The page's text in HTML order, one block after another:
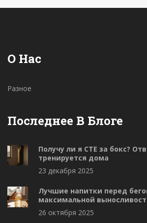
О Нас
Разное
Последнее В Блоге
Получу ли я CTE за бокс?
тренируется дома
23 декабря 2025
Лучшие напитки перед
максимальной
26 октября 2025